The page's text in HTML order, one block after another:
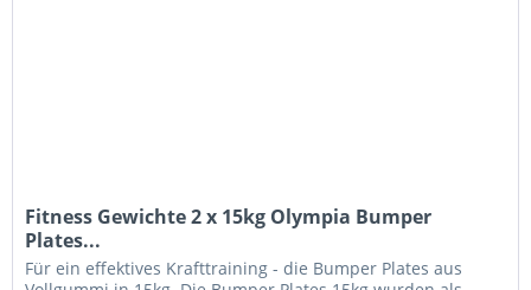
Fitness Gewichte 2 x 15kg Olympia Bumper
Plates...
Für ein effektives Krafttraining - die Bumper Plates aus